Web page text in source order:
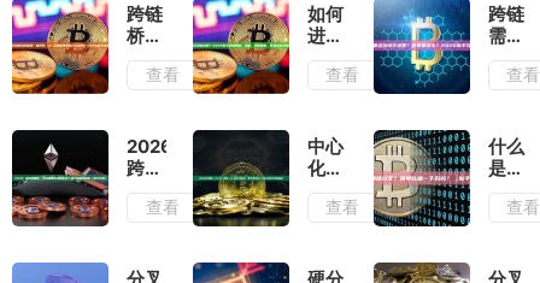
跨链
桥分
哪几
种类
桥
vs
无需
信任
桥有
区
查看
如何
进行
跨链
新手
完整
教
程：
准
具体
查看
跨链
需要
多少
钱手
时间
要多
久？
2026
新手
指南
查看
2026
跨链
桥指
南：
区块
查看
中心
化交
易所
（CEX）
去中
查看
什么
是区
块链
比喻
查看